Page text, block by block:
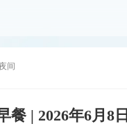
间
餐 | 2026年6月8日